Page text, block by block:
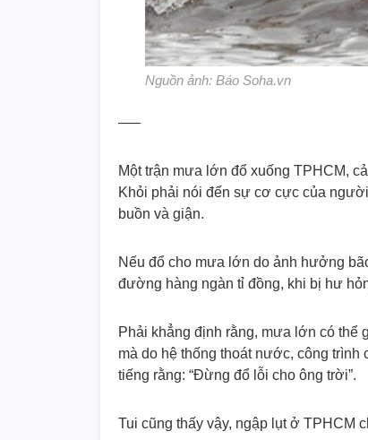
Nguồn ảnh: Báo Soha.vn
—–
Một trận mưa lớn đổ xuống TPHCM,
Khỏi phải nói đến sự cơ cực của
buồn và giận.
Nếu đổ cho mưa lớn do ảnh hưởng
đường hàng ngàn tỉ đồng, khi bị hư
Phải khẳng định rằng, mưa lớn có thể
mà do hệ thống thoát nước, công trình
tiếng rằng: “Đừng đổ lỗi cho ông trời”.
Tui cũng thấy vậy, ngập lụt ở TPHCM